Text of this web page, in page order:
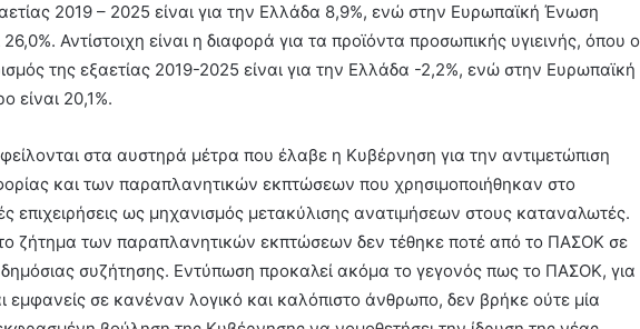
2019 – 2025 είναι για την Ελλάδα 8,9%, ενώ στην Ευρωπαϊκή Ένωση
Αντίστοιχη είναι η διαφορά για τα προϊόντα προσωπικής υγιεινής, όπου ο
της εξαετίας 2019-2025 είναι για την Ελλάδα -2,2%, ενώ στην Ευρωπαϊκή
είναι 20,1%.
στα αυστηρά μέτρα που έλαβε η Κυβέρνηση για την αντιμετώπιση
και των παραπλανητικών εκπτώσεων που χρησιμοποιήθηκαν στο
επιχειρήσεις ως μηχανισμός μετακύλισης ανατιμήσεων στους καταναλωτές.
το ζήτημα των παραπλανητικών εκπτώσεων δεν τέθηκε ποτέ από το ΠΑΣΟΚ σε
συζήτησης. Εντύπωση προκαλεί ακόμα το γεγονός πως το ΠΑΣΟΚ, για
εμφανείς σε κανέναν λογικό και καλόπιστο άνθρωπο, δεν βρήκε ούτε μία